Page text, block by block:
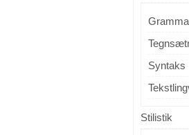
Syntaks
Stilistik